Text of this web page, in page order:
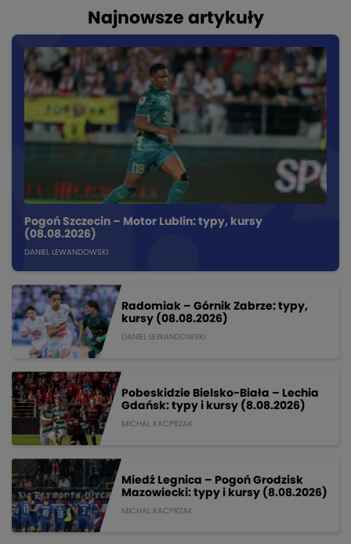
Najnowsze artykuły
Pogoń Szczecin – Motor Lublin: typy, kursy
(08.08.2026)
DANIEL LEWANDOWSKI
Radomiak – Górnik Zabrze: typy,
kursy (08.08.2026)
DANIEL LEWANDOWSKI
Pobeskidzie Bielsko-Biała – Lechia
Gdańsk: typy i kursy (8.08.2026)
MICHAL KACPRZAK
Miedź Legnica – Pogoń Grodzisk
Mazowiecki: typy i kursy (8.08.2026)
MICHAL KACPRZAK